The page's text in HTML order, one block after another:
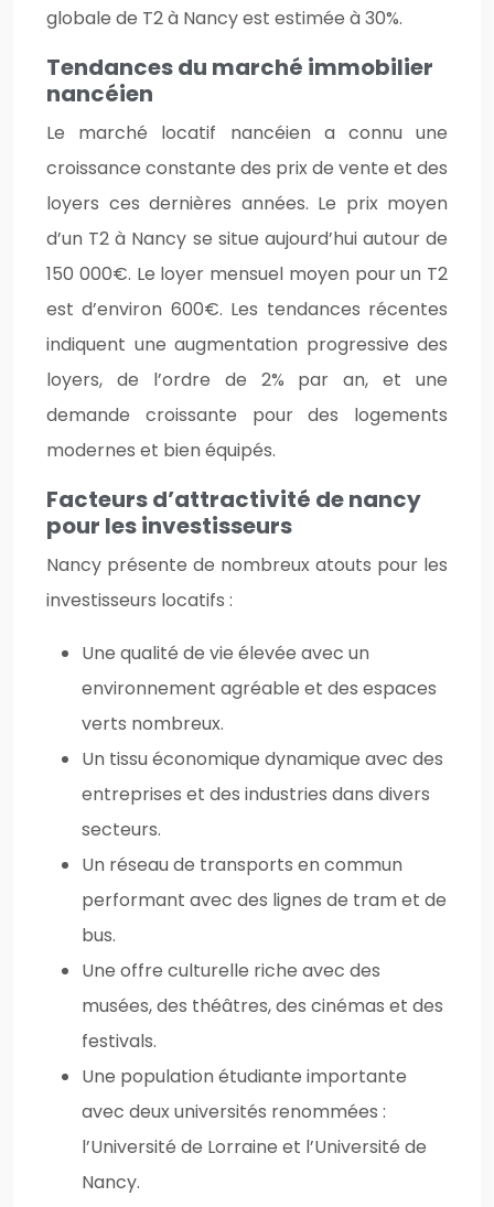
globale de T2 à Nancy est estimée à 30%.
Tendances du marché immobilier
nancéien
Le marché locatif nancéien a connu une
croissance constante des prix de vente et des
loyers ces dernières années. Le prix moyen
d’un T2 à Nancy se situe aujourd’hui autour de
150 000€. Le loyer mensuel moyen pour un T2
est d’environ 600€. Les tendances récentes
indiquent une augmentation progressive des
loyers, de l’ordre de 2% par an, et une
demande croissante pour des logements
modernes et bien équipés.
Facteurs d’attractivité de nancy
pour les investisseurs
Nancy présente de nombreux atouts pour les
investisseurs locatifs :
Une qualité de vie élevée avec un
environnement agréable et des espaces
verts nombreux.
Un tissu économique dynamique avec des
entreprises et des industries dans divers
secteurs.
Un réseau de transports en commun
performant avec des lignes de tram et de
bus.
Une offre culturelle riche avec des
musées, des théâtres, des cinémas et des
festivals.
Une population étudiante importante
avec deux universités renommées :
l’Université de Lorraine et l’Université de
Nancy.